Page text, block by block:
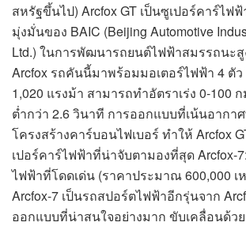
สหรัฐขึ้นไป) Arcfox GT เป็นซูเปอร์คาร์ไฟ
มุ่งมั่นของ BAIC (Beijing Automotive
Ltd.) ในการพัฒนารถยนต์ไฟฟ้าสมรรถนะ
Arcfox รถคันนี้มาพร้อมมอเตอร์ไฟฟ้า 4 ตั
1,020 แรงม้า สามารถทำอัตราเร่ง 0-100
ต่ำกว่า 2.6 วินาที การออกแบบที่เน้นอากา
โครงสร้างคาร์บอนไฟเบอร์ ทำให้ Arcfox
เปอร์คาร์ไฟฟ้าที่น่าจับตามองที่สุด Arcfox-
ไฟฟ้าที่โดดเด่น (ราคาประมาณ 600,000
Arcfox-7 เป็นรถสปอร์ตไฟฟ้าอีกรุ่นจาก
ออกแบบที่น่าสนใจอย่างมาก ขับเคลื่อนด้ว